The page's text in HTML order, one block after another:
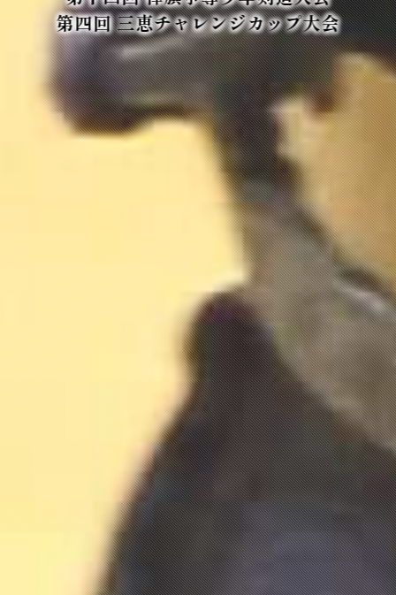
第四回 三恵チャレンジカップ大会